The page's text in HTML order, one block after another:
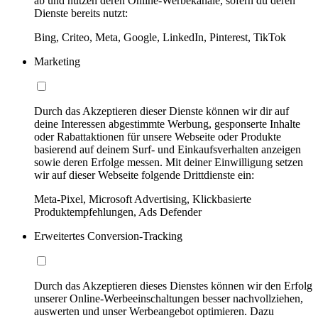
Dienste bereits nutzt:
Bing, Criteo, Meta, Google, LinkedIn, Pinterest, TikTok
Marketing
Durch das Akzeptieren dieser Dienste können wir dir auf
deine Interessen abgestimmte Werbung, gesponserte Inhalte
oder Rabattaktionen für unsere Webseite oder Produkte
basierend auf deinem Surf- und Einkaufsverhalten anzeigen
sowie deren Erfolge messen. Mit deiner Einwilligung setzen
wir auf dieser Webseite folgende Drittdienste ein:
Meta-Pixel, Microsoft Advertising, Klickbasierte
Produktempfehlungen, Ads Defender
Erweitertes Conversion-Tracking
Durch das Akzeptieren dieses Dienstes können wir den Erfolg
unserer Online-Werbeeinschaltungen besser nachvollziehen,
auswerten und unser Werbeangebot optimieren. Dazu